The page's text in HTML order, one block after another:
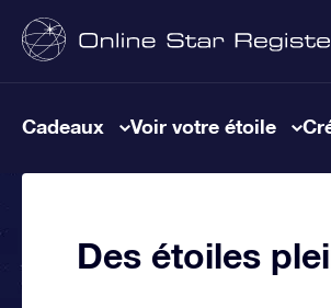
Cadeaux Voir votre étoile
Des étoiles